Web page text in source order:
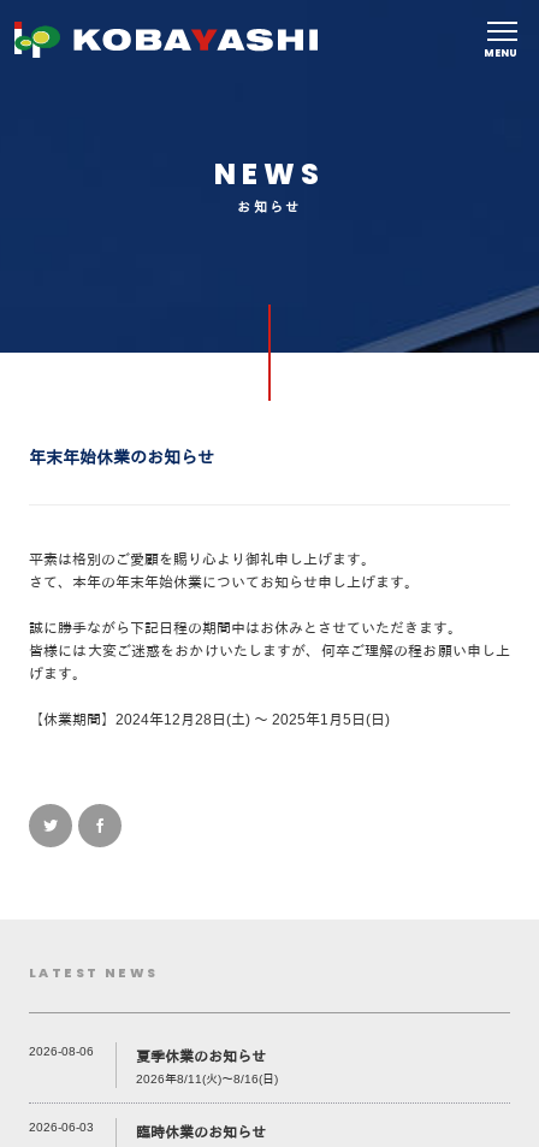
MENU
NEWS
お知らせ
年末年始休業のお知らせ
平素は格別のご愛顧を賜り心より御礼申し上げます。
さて、本年の年末年始休業についてお知らせ申し上げます。
誠に勝手ながら下記日程の期間中はお休みとさせていただきます。
皆様には大変ご迷惑をおかけいたしますが、何卒ご理解の程お願い申し上
げます。
【休業期間】2024年12月28日(土) ～ 2025年1月5日(日)
LATEST NEWS
2026-08-06 夏季休業のお知らせ
2026年8/11(火)～8/16(日)
2026-06-03 臨時休業のお知らせ